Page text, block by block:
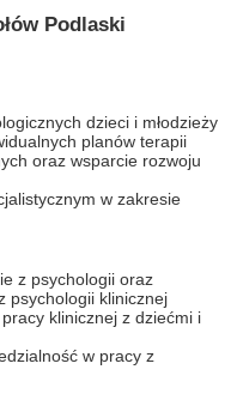
Podlaski
dzieci i młodzieży
planów terapii
oraz wsparcie rozwoju
w zakresie
z psychologii oraz
psychologii klinicznej
klinicznej z dziećmi i
w pracy z